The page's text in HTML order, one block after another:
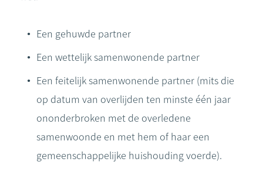
Een gehuwde partner
Een wettelijk samenwonende partner
Een feitelijk samenwonende partner (mits die
op datum van overlijden ten minste één jaar
ononderbroken met de overledene
samenwoonde en met hem of haar een
gemeenschappelijke huishouding voerde).